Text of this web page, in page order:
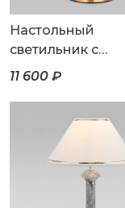
Настольный
светильник с
хрусталем
11 600 ₽